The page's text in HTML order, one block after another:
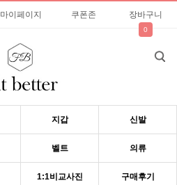
마이페이지 쿠폰존 장바구니
0
지갑 신발
벨트 의류
1:1비교사진 구매후기